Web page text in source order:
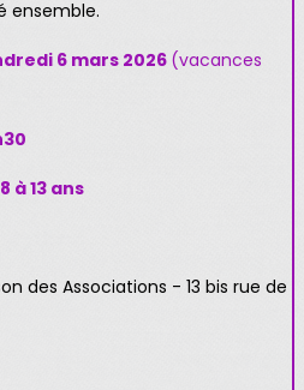
ensemble.
6 mars 2026 (vacances
8 à 13 ans
des Associations - 13 bis rue de